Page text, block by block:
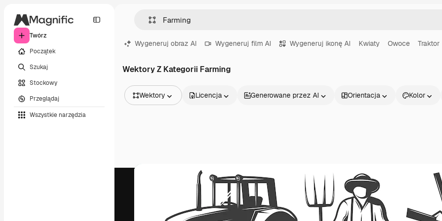
Twórz
Początek
Szukaj
Stockowy
Przeglądaj
Wszystkie narzędzia
Wygeneruj obraz AI Wygeneruj film AI Wygeneruj ikonę AI Kwiaty Owoce Traktor
Wektory Z Kategorii Farming
Wektory
Filmy
Licencja Generowane przez AI Orientacja Kolor
Produkty Zacznij